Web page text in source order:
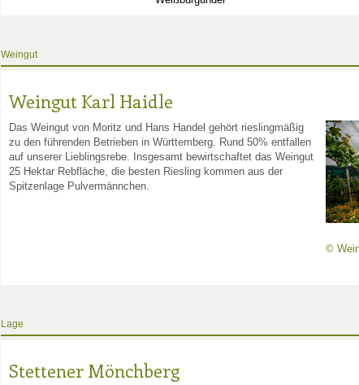
Weingut
Weingut Karl Haidle
©
Das Weingut von Moritz und Hans Handel gehört rieslingmäßig
zu den führenden Betrieben in Württemberg. Rund 50% entfallen
auf unserer Lieblingsrebe. Insgesamt bewirtschaftet das Weingut
25 Hektar Rebfläche, die besten Riesling kommen aus der
Spitzenlage Pulvermännchen.
Lage
Stettener Mönchberg